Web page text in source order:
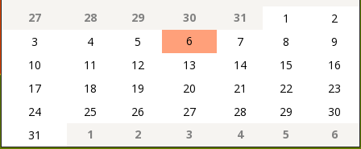
27
28 29 30 31 1
2
3
4 5 6 7 8
9
10
11 12 13 14 15
16
17
18 19 20 21 22
23
24
25 26 27 28 29
30
31
1 2 3 4 5 6